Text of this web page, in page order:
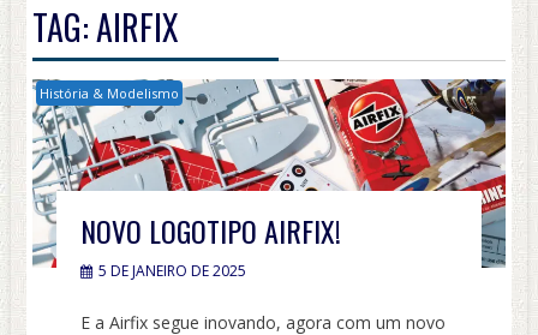
TAG:AIRFIX
História & Modelismo
NOVO LOGOTIPO AIRFIX!
5 DE JANEIRO DE 2025
E a Airfix segue inovando, agora com um novo